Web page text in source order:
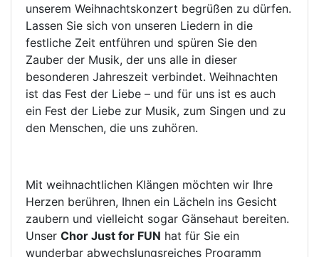
unserem Weihnachtskonzert begrüßen zu dürfen.
Lassen Sie sich von unseren Liedern in die
festliche Zeit entführen und spüren Sie den
Zauber der Musik, der uns alle in dieser
besonderen Jahreszeit verbindet. Weihnachten
ist das Fest der Liebe – und für uns ist es auch
ein Fest der Liebe zur Musik, zum Singen und zu
den Menschen, die uns zuhören.
Mit weihnachtlichen Klängen möchten wir Ihre
Herzen berühren, Ihnen ein Lächeln ins Gesicht
zaubern und vielleicht sogar Gänsehaut bereiten.
Unser Chor Just for FUN hat für Sie ein
wunderbar abwechslungsreiches Programm